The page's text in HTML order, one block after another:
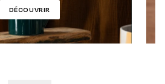
DÉCOUVRIR